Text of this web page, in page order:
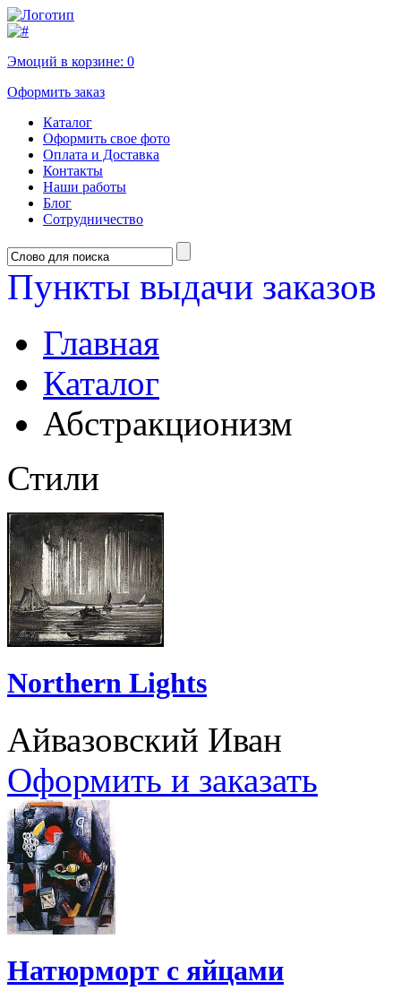
Эмоций в корзине: 0
Оформить заказ
Каталог
Оформить свое фото
Оплата и Доставка
Контакты
Наши работы
Блог
Сотрудничество
Пункты выдачи заказов
Главная
Каталог
Абстракционизм
Стили
Northern Lights
Айвазовский Иван
Оформить и заказать
Натюрморт с яйцами